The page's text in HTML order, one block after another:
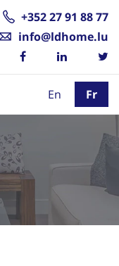
+352 27 91 88 77
info@ldhome.lu
En Fr